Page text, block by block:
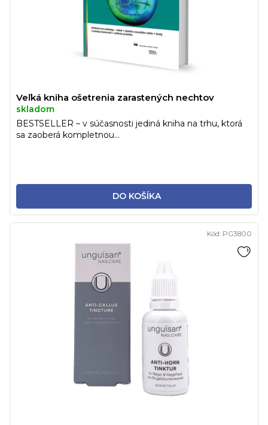
Veľká kniha ošetrenia zarastených nechtov
skladom
DO KOŠÍKA
BESTSELLER – v súčasnosti jediná kniha na trhu, ktorá
sa zaoberá kompletnou...
Kód: PG3800